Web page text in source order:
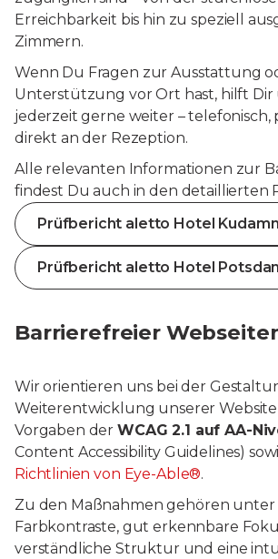
Erreichbarkeit bis hin zu speziell
Zimmern.
Wenn Du Fragen zur Ausstattung
Unterstützung vor Ort hast, hilft Dir
jederzeit gerne weiter – telefonisch,
direkt an der Rezeption.
Alle relevanten Informationen zur
findest Du auch in den detaillierten
Prüfbericht aletto Hotel
Prüfbericht aletto Hotel
Barrierefreier
Wir orientieren uns bei der
Weiterentwicklung unserer
Vorgaben derWCAG 2.1 auf AA-
Content Accessibility Guidelines)
Richtlinien von Eye-Able®.
Zu den Maßnahmen gehören
Farbkontraste, gut erkennbare
verständliche Struktur und eine